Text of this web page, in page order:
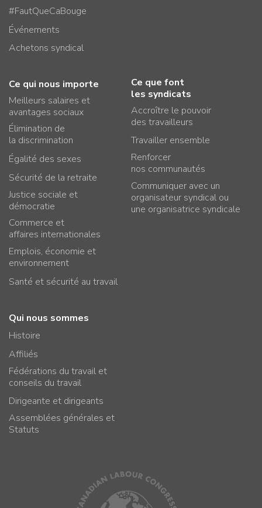
#FautQueCaBouge
Événements
Achetons syndical
Ce qui nous importe
Meilleurs salaires et
avantages sociaux
Élimination de
la discrimination
Égalité des sexes
Sécurité de la retraite
Justice sociale et
démocratie
Commerce et
affaires internationales
Emplois, économie et
environnement
Santé et sécurité au travail
Ce que font
les syndicats
Accroître le pouvoir
des travailleurs
Travailler ensemble
Renforcer
nos communautés
Communiquer avec un
organisateur syndical ou
une organisatrice syndicale
Qui nous sommes
Histoire
Affiliés
Fédérations du travail et
conseils du travail
Dirigeante et dirigeants
Assemblées générales et
Statuts